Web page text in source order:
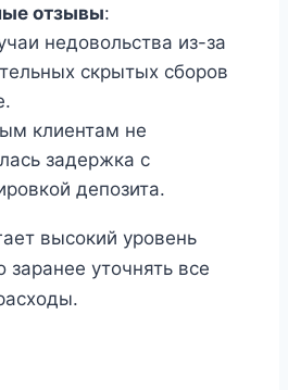
отзывы:
недовольства из-за
скрытых сборов
клиентам не
задержка с
депозита.
высокий уровень
уточнять все